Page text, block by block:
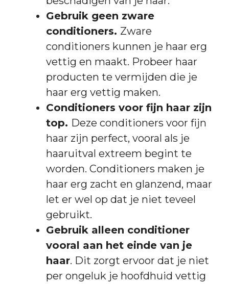
Gebruik geen zware
conditioners. Zware
conditioners kunnen je haar erg
vettig en maakt. Probeer haar
producten te vermijden die je
haar erg vettig maken.
Conditioners voor fijn haar zijn
top. Deze conditioners voor fijn
haar zijn perfect, vooral als je
haaruitval extreem begint te
worden. Conditioners maken je
haar erg zacht en glanzend, maar
let er wel op dat je niet teveel
gebruikt.
Gebruik alleen conditioner
vooral aan het einde van je
haar. Dit zorgt ervoor dat je niet
per ongeluk je hoofdhuid vettig